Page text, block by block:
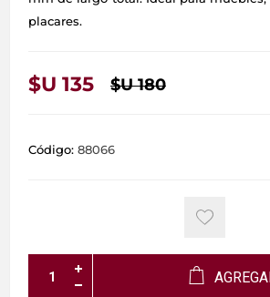
placares.
$U 135 $U 180
Código: 88066